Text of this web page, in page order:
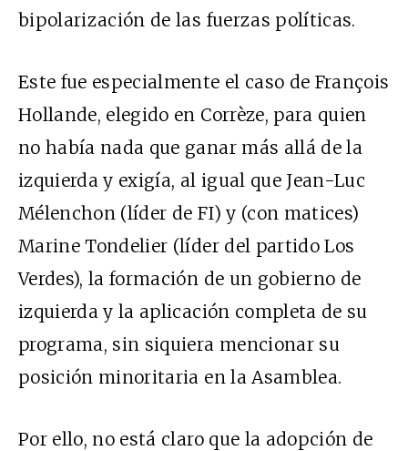
bipolarización de las fuerzas políticas.
Este fue especialmente el caso de François
Hollande, elegido en Corrèze, para quien
no había nada que ganar más allá de la
izquierda y exigía, al igual que Jean-Luc
Mélenchon (líder de FI) y (con matices)
Marine Tondelier (líder del partido Los
Verdes), la formación de un gobierno de
izquierda y la aplicación completa de su
programa, sin siquiera mencionar su
posición minoritaria en la Asamblea.
Por ello, no está claro que la adopción de